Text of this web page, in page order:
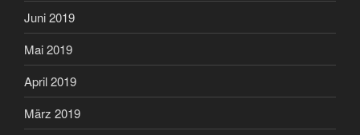
Juni 2019
Mai 2019
April 2019
März 2019